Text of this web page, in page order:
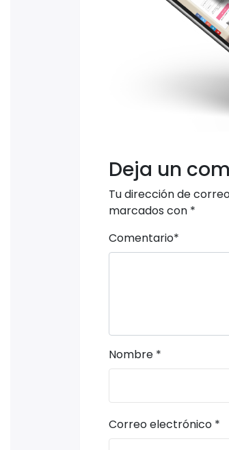
Deja un
Tu dirección de
marcados con *
Comentario*
Nombre *
Correo electrónico *